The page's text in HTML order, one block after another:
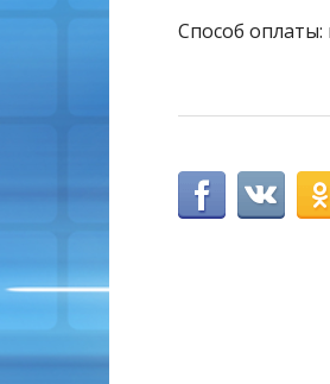
Способ оплаты: